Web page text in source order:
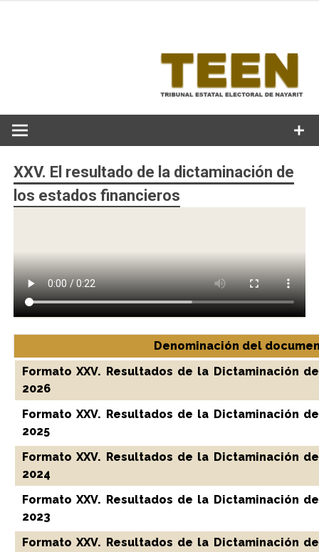
XXV. El resultado de la dictaminación de
los estados financieros
Denominación del
Formato XXV. Resultados de la Dictaminación
2026
Formato XXV. Resultados de la Dictaminación
2025
Formato XXV. Resultados de la Dictaminación
2024
Formato XXV. Resultados de la Dictaminación
2023
Formato XXV. Resultados de la Dictaminación